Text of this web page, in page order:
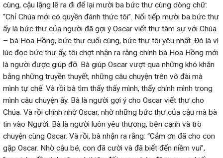
cùng, cậu lặng lẽ ra đi để lại mười ba bức thư cùng dòng chữ:
“Chỉ Chúa mới có quyền đánh thức tôi”. Nối tiếp mười ba bức thư
ấy là bức thư của người đã gợi ý Oscar viết thư tâm sự với Chúa
– bà Hoa Hồng, bức thư cuối cùng, bức thư tôi yêu nhất. Đó là vì
lúc đọc bức thư ấy, tôi chợt nhận ra rằng chính bà Hoa Hồng mới
là người được giúp đỡ. Bà giúp Oscar vượt qua những khó khăn
bằng những truyền thuyết, những câu chuyện trên võ đài mà
mình tự chế. Và rồi bà tìm thấy thấy mình, thấy chính mình trong
mình câu chuyện ấy. Bà là người gợi ý cho Oscar viết thư cho
Chúa. Và rồi chính nhờ Oscar, nhờ những bức thư của cậu mà bà
tin vào Người. Bà là người luôn yêu thương, bên cạnh và trò
chuyện cùng Oscar. Và rồi, bà nhận ra rằng: “Cảm ơn đã cho con
gặp Oscar. Nhờ cậu bé, con đã cười và đã biết đến niềm vui”,